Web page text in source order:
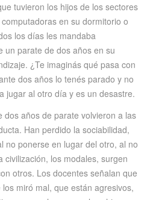
tuvieron los hijos de los sectores
en su dormitorio o
los días les mandaba
un parate de dos años en su
¿Te imaginás qué pasa con
dos años lo tenés parado y no
jugar al otro día y es un desastre.
dos años de parate volvieron a las
Han perdido la sociabilidad,
no ponerse en lugar del otro, al no
civilización, los modales, surgen
otros. Los docentes señalan que
miró mal, que están agresivos,